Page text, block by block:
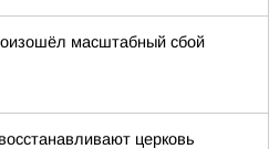
масштабный сбой
церковь